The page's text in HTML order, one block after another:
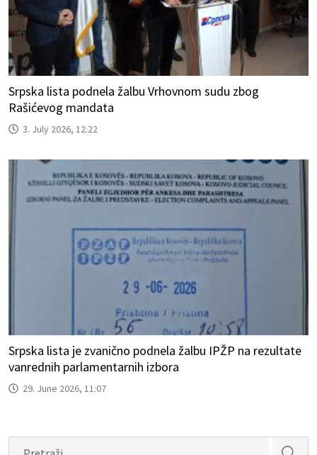
Srpska lista podnela žalbu Vrhovnom sudu zbog
Rašićevog mandata
3. July 2026, 12:22
Srpska lista je zvanično podnela žalbu IPŽP na rezultate
vanrednih parlamentarnih izbora
29. June 2026, 11:07